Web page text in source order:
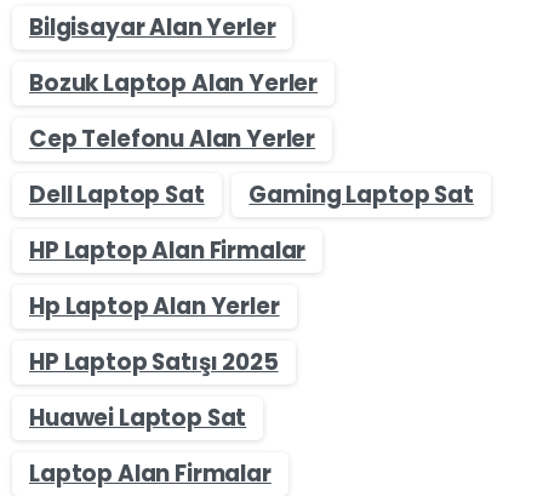
Bilgisayar Alan Yerler
Bozuk Laptop Alan Yerler
Cep Telefonu Alan Yerler
Dell Laptop Sat
Gaming Laptop Sat
HP Laptop Alan Firmalar
Hp Laptop Alan Yerler
HP Laptop Satışı 2025
Huawei Laptop Sat
Laptop Alan Firmalar